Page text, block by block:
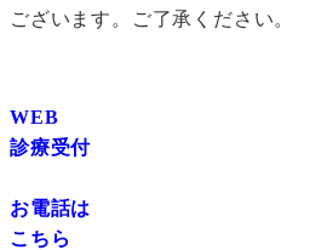
ございます。ご了承ください。
WEB
診療受付
お電話は
こちら